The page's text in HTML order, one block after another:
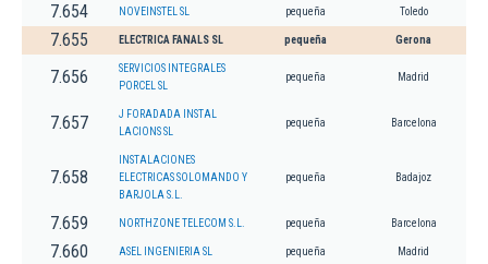
7.654 NOVEINSTEL SL pequeña Toledo
7.655 ELECTRICA FANALS SL pequeña Gerona
7.656
SERVICIOS INTEGRALES
PORCEL SL
pequeña Madrid
7.657
J FORADADA INSTAL
LACIONS SL
pequeña Barcelona
7.658
INSTALACIONES
ELECTRICAS SOLOMANDO Y
BARJOLA S.L.
pequeña Badajoz
7.659 NORTHZONE TELECOM S.L. pequeña Barcelona
7.660 ASEL INGENIERIA SL pequeña Madrid